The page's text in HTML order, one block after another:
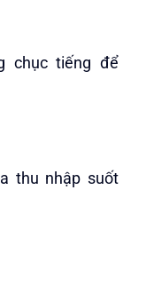
chục tiếng để
thu nhập suốt